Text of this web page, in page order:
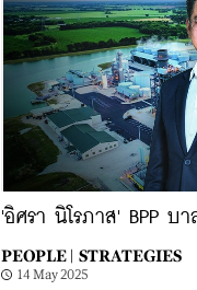
'อิศรา นิโรภาส' BPP บ
PEOPLE | STRATEGIES
14 May 2025